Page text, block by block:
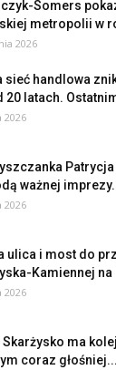
Somers
metropolii w
2026
sieć handlowa
20 latach.
2026
Patrycja
ważnej imprezy.
2026
ulica i most do
Kamiennej na
2026
Skarżysko ma
coraz głośniej...